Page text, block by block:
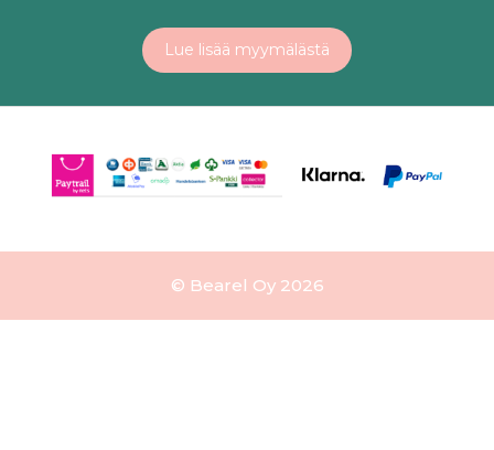
Lue lisää myymälästä
© Bearel Oy 2026